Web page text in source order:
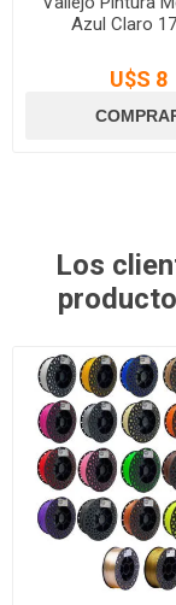
Azul Claro
U$S 8
Los